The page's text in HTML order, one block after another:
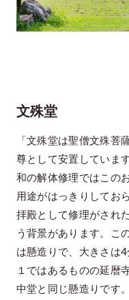
文殊堂
「文殊堂は聖僧文殊菩
尊として安置していま
和の解体修理ではこの
用途がはっきりしておら
拝殿として修理がされ
う背景があります。こ
は懸造りで、大きさは4
１ではあるものの延暦
中堂と同じ懸造りです。